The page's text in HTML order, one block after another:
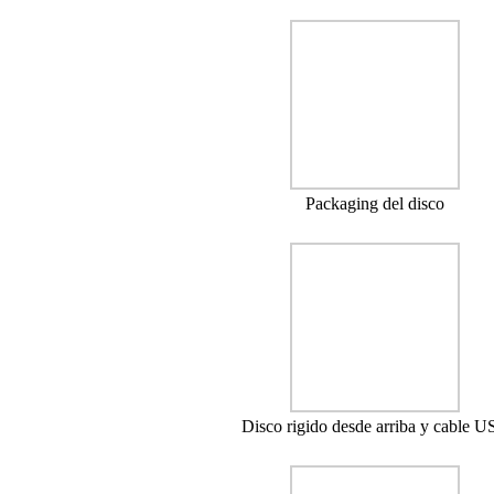
Packaging del disco
Disco rigido desde arriba y cable